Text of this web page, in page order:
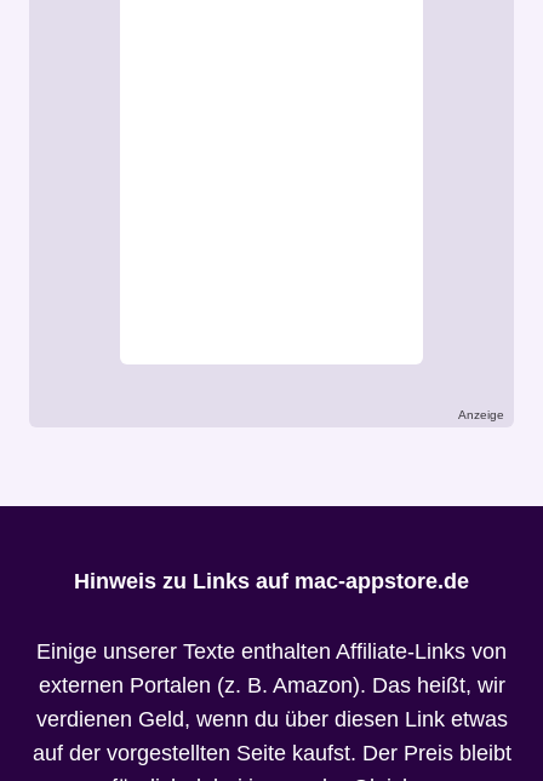
Anzeige
Hinweis zu Links auf mac-appstore.de
Einige unserer Texte enthalten Affiliate-Links von
externen Portalen (z. B. Amazon). Das heißt, wir
verdienen Geld, wenn du über diesen Link etwas
auf der vorgestellten Seite kaufst. Der Preis bleibt